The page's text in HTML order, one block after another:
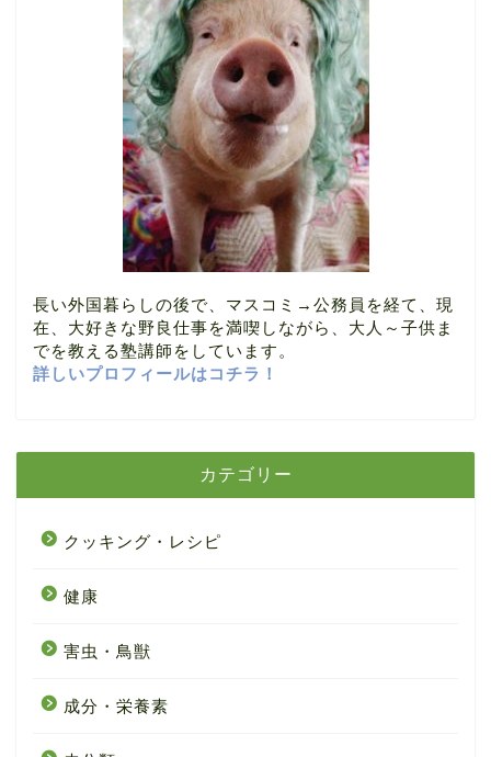
長い外国暮らしの後で、マスコミ→公務員を経て、現
在、大好きな野良仕事を満喫しながら、大人～子供ま
でを教える塾講師をしています。
詳しいプロフィールはコチラ！
カテゴリー
クッキング・レシピ
健康
害虫・鳥獣
成分・栄養素